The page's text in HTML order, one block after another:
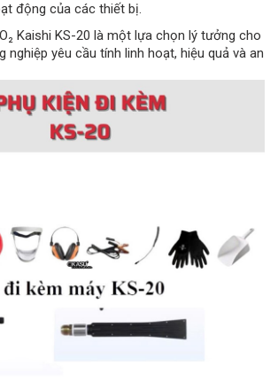
động của các thiết bị.
Kaishi KS-20 là một lựa chọn lý tưởng cho
nghiệp yêu cầu tính linh hoạt, hiệu quả và an